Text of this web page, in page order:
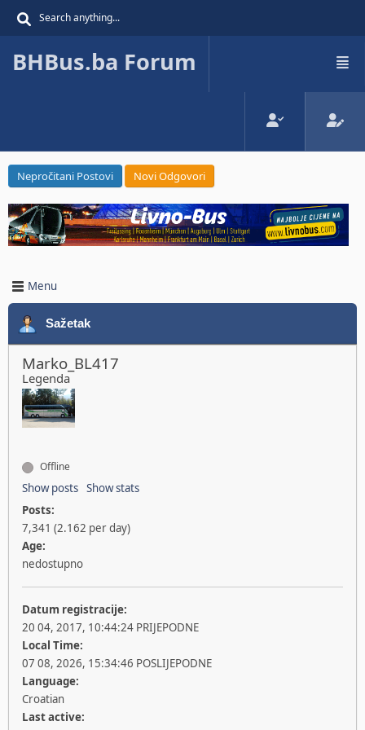
BHBus.ba Forum
Nepročitani Postovi Novi Odgovori
Menu
Sažetak
Marko_BL417
Legenda
Offline
Show posts Show stats
Posts:
7,341 (2.162 per day)
Age:
nedostupno
Datum registracije:
20 04, 2017, 10:44:24 PRIJEPODNE
Local Time:
07 08, 2026, 15:34:46 POSLIJEPODNE
Language:
Croatian
Last active: